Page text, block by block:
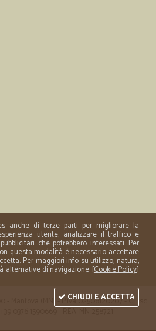
- Mantova (MN) - P.iva 02508120207 - C.Fisc
0376 1590669 - REA: MN 258721
anche di terze parti per migliorare la
utente, analizzare il traffico e
che potrebbero interessati. Per
questa modalità è necessario accettare
Per maggiori info su utilizzo, natura,
alternative di navigazione: [Cookie Policy]
CHIUDI E ACCETTA